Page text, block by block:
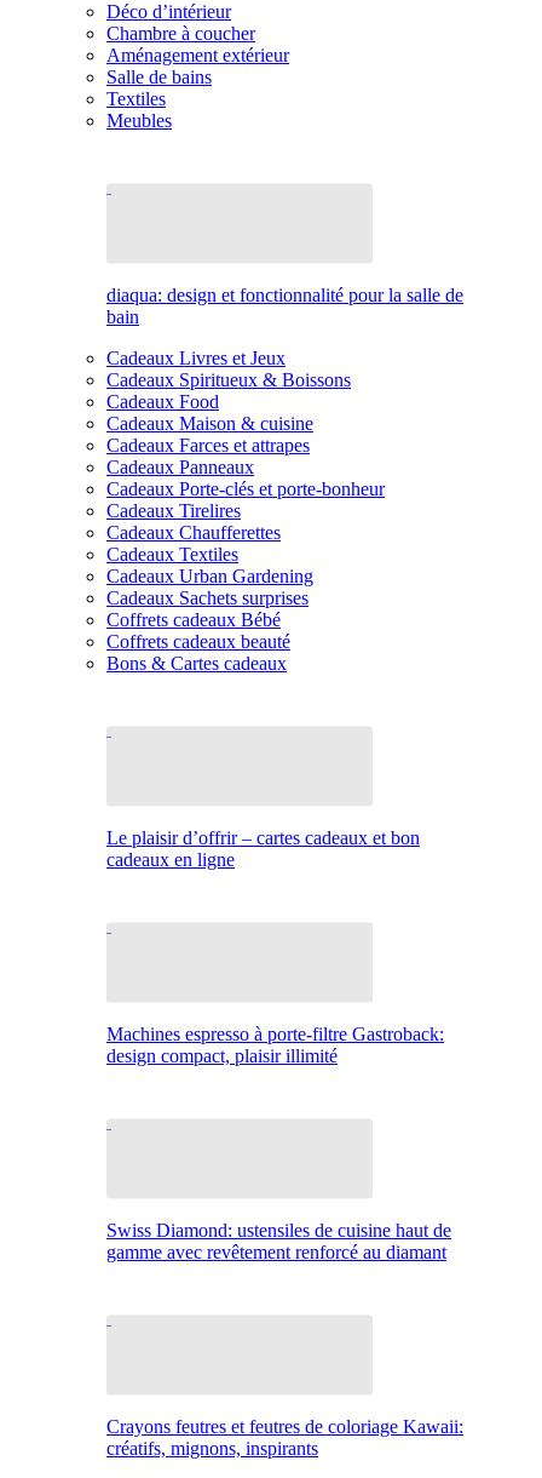
Déco d’intérieur
Chambre à coucher
Aménagement extérieur
Salle de bains
Textiles
Meubles
diaqua: design et fonctionnalité pour la salle de
bain
Cadeaux Livres et Jeux
Cadeaux Spiritueux & Boissons
Cadeaux Food
Cadeaux Maison & cuisine
Cadeaux Farces et attrapes
Cadeaux Panneaux
Cadeaux Porte-clés et porte-bonheur
Cadeaux Tirelires
Cadeaux Chaufferettes
Cadeaux Textiles
Cadeaux Urban Gardening
Cadeaux Sachets surprises
Coffrets cadeaux Bébé
Coffrets cadeaux beauté
Bons & Cartes cadeaux
Le plaisir d’offrir – cartes cadeaux et bon
cadeaux en ligne
Machines espresso à porte-filtre Gastroback:
design compact, plaisir illimité
Swiss Diamond: ustensiles de cuisine haut de
gamme avec revêtement renforcé au diamant
Crayons feutres et feutres de coloriage Kawaii:
créatifs, mignons, inspirants